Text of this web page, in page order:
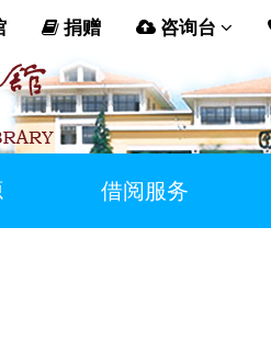
捐赠 咨询台
借阅服务